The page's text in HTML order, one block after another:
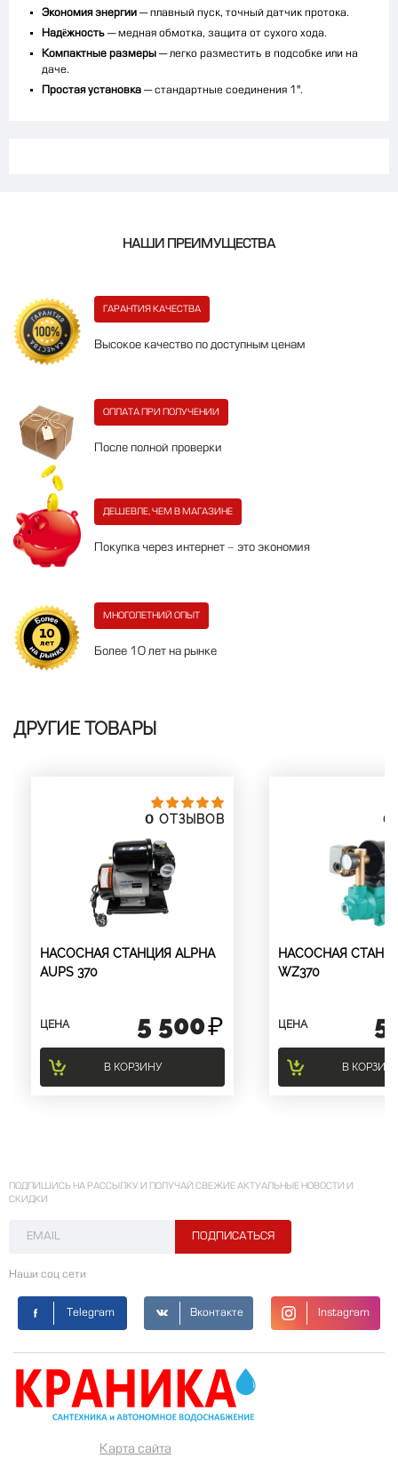
Экономия энергии — плавный пуск, точный датчик протока.
Надёжность — медная обмотка, защита от сухого хода.
Компактные размеры — легко разместить в подсобке или на
даче.
Простая установка — стандартные соединения 1".
НАШИ ПРЕИМУЩЕСТВА
ГАРАНТИЯ КАЧЕСТВА
Высокое качество по доступным ценам
ОПЛАТА ПРИ ПОЛУЧЕНИИ
После полной проверки
ДЕШЕВЛЕ, ЧЕМ В МАГАЗИНЕ
Покупка через интернет - это экономия
МНОГОЛЕТНИЙ ОПЫТ
Более 10 лет на рынке
ДРУГИЕ ТОВАРЫ
0 ОТЗЫВОВ
НАСОСНАЯ СТАНЦИЯ ALPHA
AUPS 370
ЦЕНА 5 500
В КОРЗИНУ
0
НАСОСНАЯ
WZ370
ЦЕНА 5
В
ПОДПИШИСЬ НА РАССЫЛКУ И ПОЛУЧАЙ СВЕЖИЕ АКТУАЛЬНЫЕ НОВОСТИ И
СКИДКИ
Наши соц сети
Telegram Вконтакте Instagram
Карта сайта